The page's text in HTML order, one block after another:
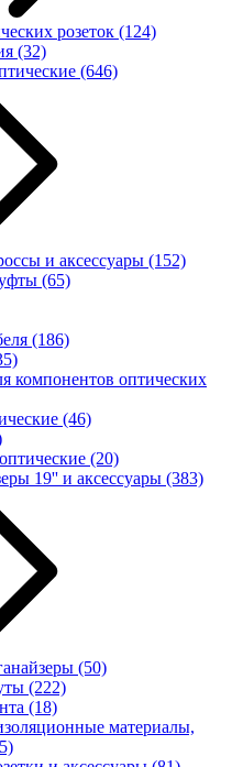
розеток (124)
(32)
(646)
и аксессуары (152)
(65)
(186)
компонентов оптических
(46)
(20)
19'' и аксессуары (383)
(50)
(222)
(18)
материалы,